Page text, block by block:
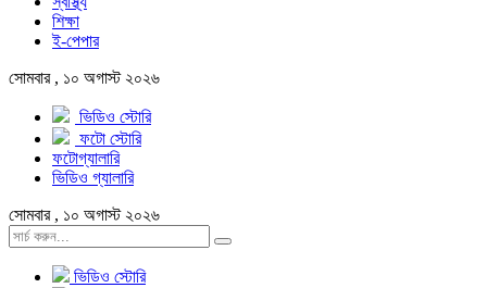
শিক্ষা
ই-পেপার
সোমবার , ১০ অগাস্ট ২০২৬
ভিডিও স্টোরি
ফটো স্টোরি
ফটোগ্যালারি
ভিডিও গ্যালারি
সোমবার , ১০ অগাস্ট ২০২৬
ভিডিও স্টোরি